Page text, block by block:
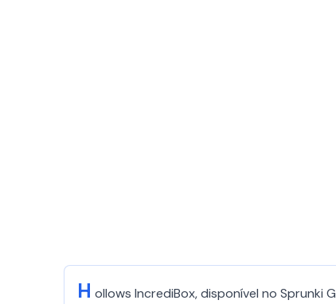
H ollows IncrediBox, disponível no Sprunki